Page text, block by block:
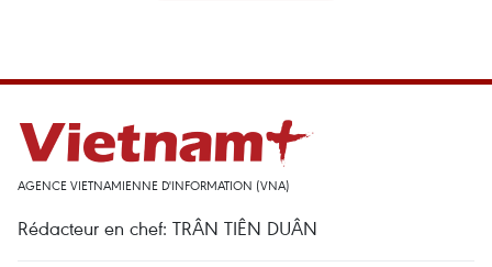
AGENCE VIETNAMIENNE D'INFORMATION (VNA)
Rédacteur en chef: TRÂN TIÊN DUÂN